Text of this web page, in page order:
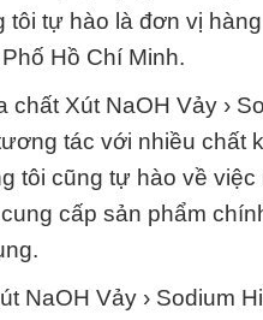
tự hào là đơn vị
Hồ Chí Minh.
Xút NaOH Vảy ›
tác với nhiều chất
tôi cũng tự hào về
cấp sản phẩm
NaOH Vảy › Sodium